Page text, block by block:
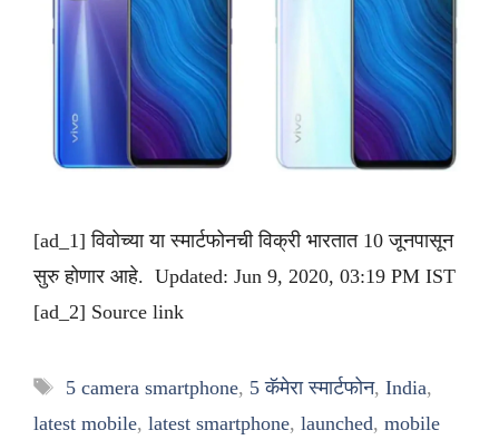
[ad_1] विवोच्या या स्मार्टफोनची विक्री भारतात 10 जूनपासून
सुरु होणार आहे. Updated: Jun 9, 2020, 03:19 PM IST
[ad_2] Source link
Tags
5 camera smartphone, 5 कॅमेरा स्मार्टफोन, India,
latest mobile, latest smartphone, launched, mobile